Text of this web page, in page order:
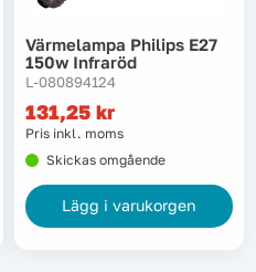
Värmelampa Philips E27
150w Infraröd
L-080894124
131,25 kr
Pris inkl. moms
Skickas omgående
Lägg i varukorgen